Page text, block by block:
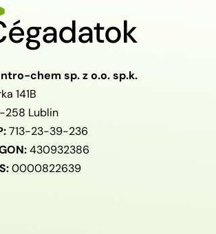
chem sp. z o.o. sp.k.
141B
258 Lublin
713-23-39-236
430932386
0000822639